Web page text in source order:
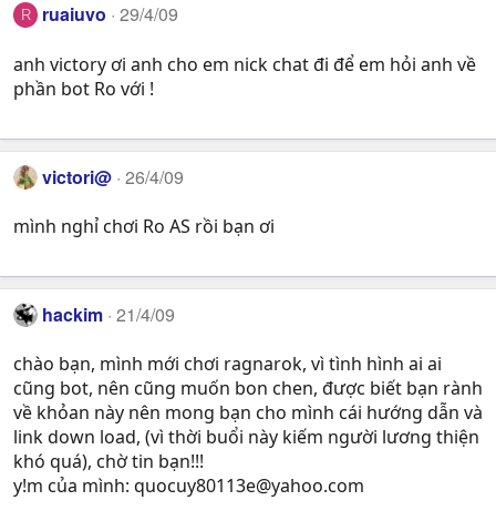
R ruaiuvo 29/4/09
anh victory ơi anh cho em nick chat đi để em hỏi anh về
phần bot Ro với !
victori@ 26/4/09
mình nghỉ chơi Ro AS rồi bạn ơi
hackim 21/4/09
chào bạn, mình mới chơi ragnarok, vì tình hình ai ai
cũng bot, nên cũng muốn bon chen, được biết bạn rành
về khỏan này nên mong bạn cho mình cái hướng dẫn và
link down load, (vì thời buổi này kiếm người lương thiện
khó quá), chờ tin bạn!!!
y!m của mình: quocuy80113e@yahoo.com